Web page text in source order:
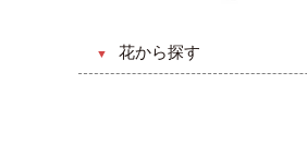
花から探す